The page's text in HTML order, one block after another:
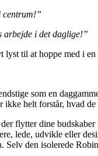
centrum!”
arbejde i det daglige!”
til at hoppe med i en
som en
helt forstår, hvad
flytter dine
lede, udvikle eller
den isolerede